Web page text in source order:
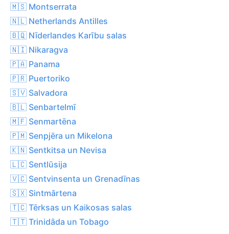
🇲🇸 Montserrata
🇳🇱 Netherlands Antilles
🇧🇶 Nīderlandes Karību salas
🇳🇮 Nikaragva
🇵🇦 Panama
🇵🇷 Puertoriko
🇸🇻 Salvadora
🇧🇱 Senbartelmī
🇲🇫 Senmartēna
🇵🇲 Senpjēra un Mikelona
🇰🇳 Sentkitsa un Nevisa
🇱🇨 Sentlūsija
🇻🇨 Sentvinsenta un Grenadīnas
🇸🇽 Sintmārtena
🇹🇨 Tērksas un Kaikosas salas
🇹🇹 Trinidāda un Tobago